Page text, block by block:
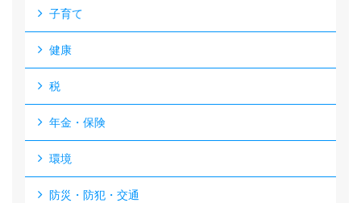
子育て
健康
税
年金・保険
環境
防災・防犯・交通